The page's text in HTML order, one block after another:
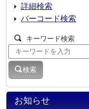
お知らせ
詳細検索
バーコード検索
キーワード検索
検索